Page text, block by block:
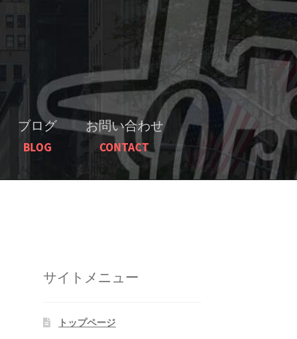
ブログ
BLOG
お問い合わせ
CONTACT
サイトメニュー
トップページ